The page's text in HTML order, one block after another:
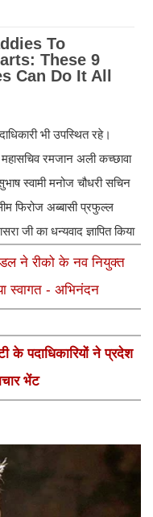
भी उपस्थित रहे।
रमजान अली कच्छावा
स्वामी मनोज चौधरी सचिन
फिरोज अब्बासी प्रफुल्ल
जी का धन्यवाद ज्ञापित किया
मंडल ने रीको के नव नियुक्त
स्वागत - अभिनंदन
के पदाधिकारियों ने प्रदेश
भेंट